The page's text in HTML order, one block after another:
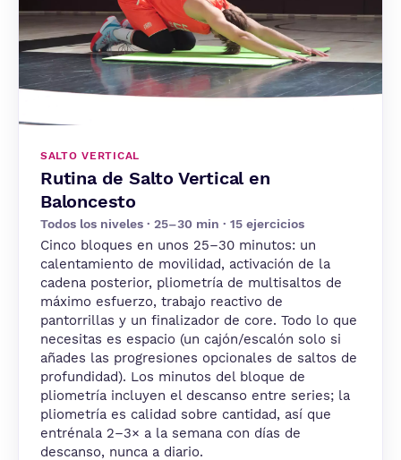
SALTO VERTICAL
Rutina de Salto Vertical en
Baloncesto
Todos los niveles · 25–30 min · 15 ejercicios
Cinco bloques en unos 25–30 minutos: un
calentamiento de movilidad, activación de la
cadena posterior, pliometría de multisaltos de
máximo esfuerzo, trabajo reactivo de
pantorrillas y un finalizador de core. Todo lo que
necesitas es espacio (un cajón/escalón solo si
añades las progresiones opcionales de saltos de
profundidad). Los minutos del bloque de
pliometría incluyen el descanso entre series; la
pliometría es calidad sobre cantidad, así que
entrénala 2–3× a la semana con días de
descanso, nunca a diario.